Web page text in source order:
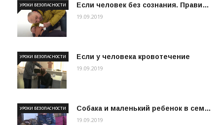
Если человек без сознания. Прави…
УРОКИ БЕЗОПАСНОСТИ
19.09.2019
Если у человека кровотечение
УРОКИ БЕЗОПАСНОСТИ
19.09.2019
Собака и маленький ребенок в сем…
УРОКИ БЕЗОПАСНОСТИ
19.09.2019